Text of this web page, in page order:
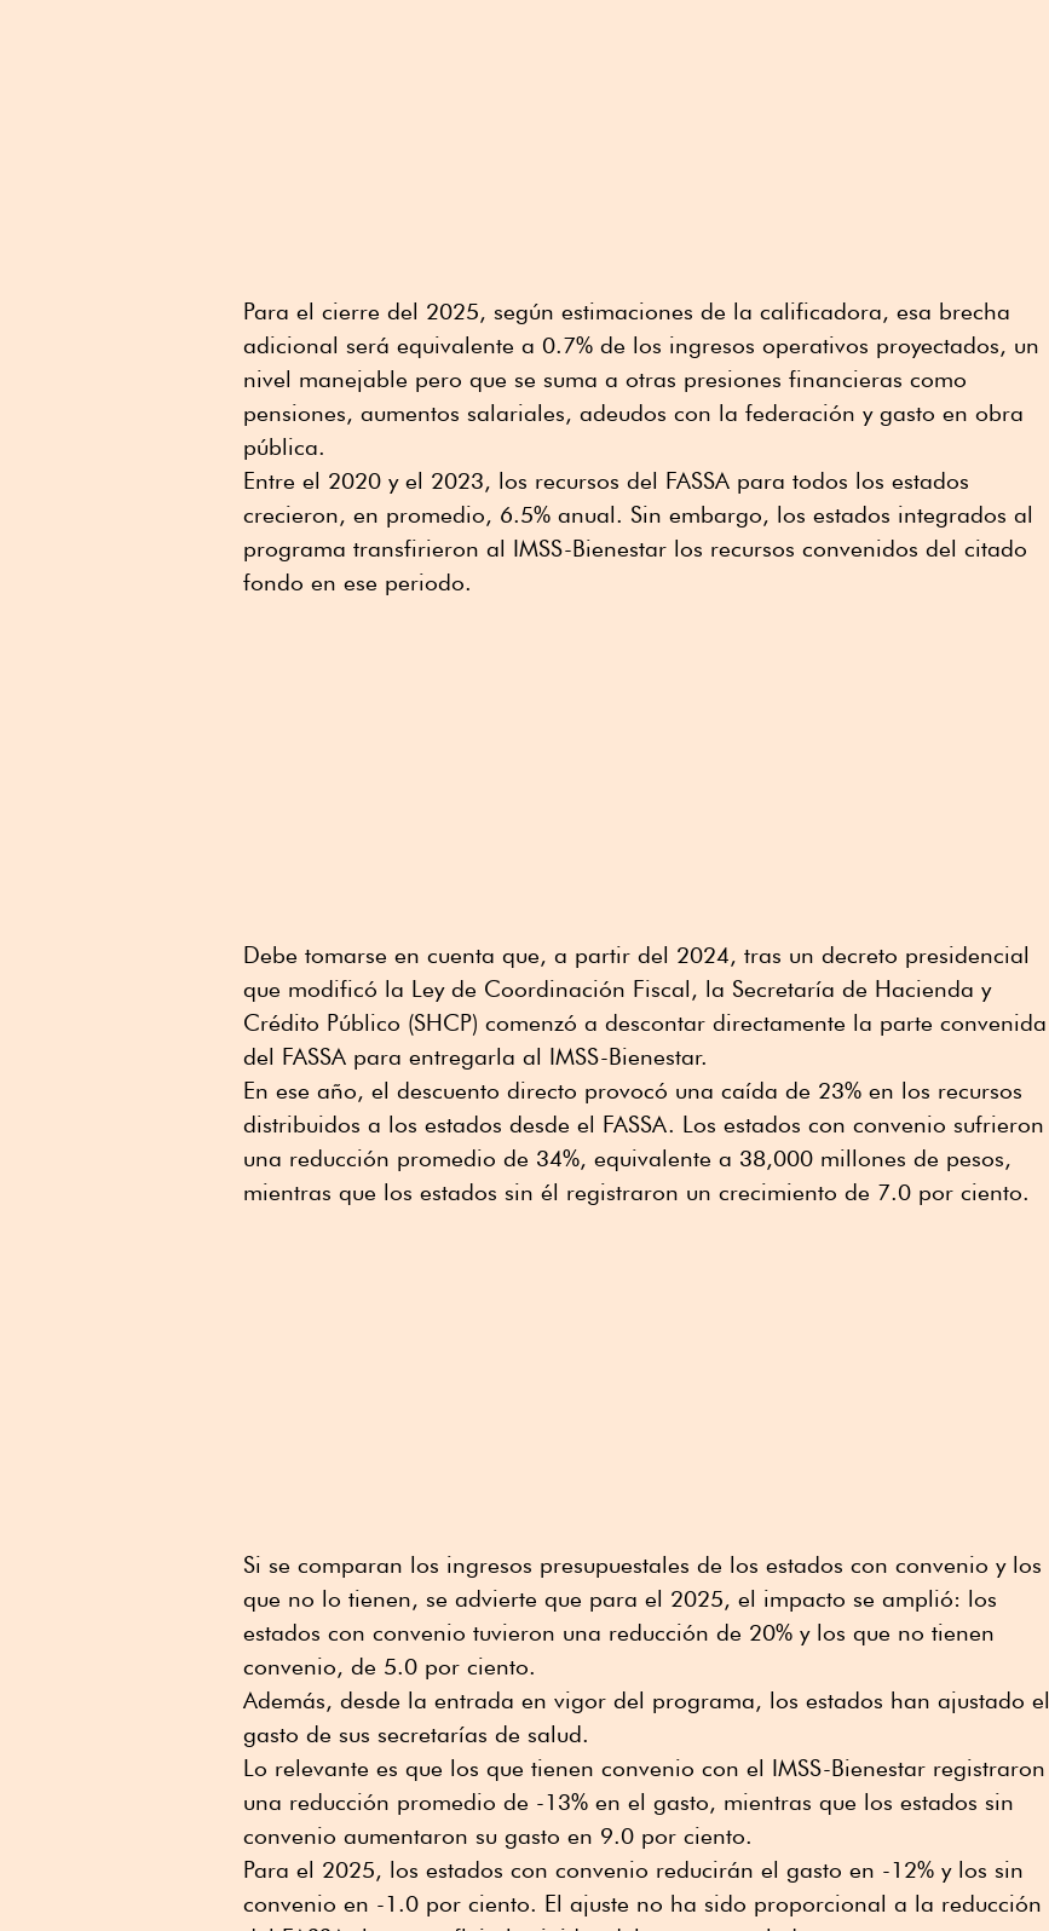
Para el cierre del 2025, según estimaciones de la calificadora, esa brecha
adicional será equivalente a 0.7% de los ingresos operativos proyectados, un
nivel manejable pero que se suma a otras presiones financieras como
pensiones, aumentos salariales, adeudos con la federación y gasto en obra
pública.
Entre el 2020 y el 2023, los recursos del FASSA para todos los estados
crecieron, en promedio, 6.5% anual. Sin embargo, los estados integrados al
programa transfirieron al IMSS-Bienestar los recursos convenidos del citado
fondo en ese periodo.
Debe tomarse en cuenta que, a partir del 2024, tras un decreto presidencial
que modificó la Ley de Coordinación Fiscal, la Secretaría de Hacienda y
Crédito Público (SHCP) comenzó a descontar directamente la parte convenida
del FASSA para entregarla al IMSS-Bienestar.
En ese año, el descuento directo provocó una caída de 23% en los recursos
distribuidos a los estados desde el FASSA. Los estados con convenio sufrieron
una reducción promedio de 34%, equivalente a 38,000 millones de pesos,
mientras que los estados sin él registraron un crecimiento de 7.0 por ciento.
Si se comparan los ingresos presupuestales de los estados con convenio y los
que no lo tienen, se advierte que para el 2025, el impacto se amplió: los
estados con convenio tuvieron una reducción de 20% y los que no tienen
convenio, de 5.0 por ciento.
Además, desde la entrada en vigor del programa, los estados han ajustado el
gasto de sus secretarías de salud.
Lo relevante es que los que tienen convenio con el IMSS-Bienestar registraron
una reducción promedio de -13% en el gasto, mientras que los estados sin
convenio aumentaron su gasto en 9.0 por ciento.
Para el 2025, los estados con convenio reducirán el gasto en -12% y los sin
convenio en -1.0 por ciento. El ajuste no ha sido proporcional a la reducción